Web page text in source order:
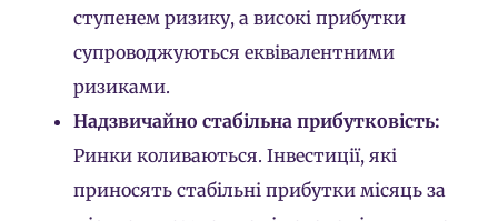
ступенем ризику, а високі прибутки
супроводжуються еквівалентними
ризиками.
Надзвичайно стабільна прибутковість:
Ринки коливаються. Інвестиції, які
приносять стабільні прибутки місяць за